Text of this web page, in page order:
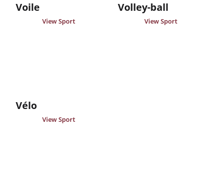
Voile
View Sport
Volley-ball
View Sport
Vélo
View Sport